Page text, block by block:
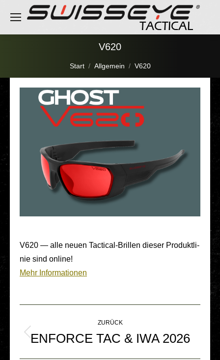
V620
Sie befinden sich hier:
Start Allgemein V620
V620 — alle neuen Tac­ti­cal-Brillen dieser Pro­dukt­li­
nie sind online!
Mehr Infor­ma­tio­nen
ZURÜCK
Vorheriger
ENFORCE TAC & IWA 2026